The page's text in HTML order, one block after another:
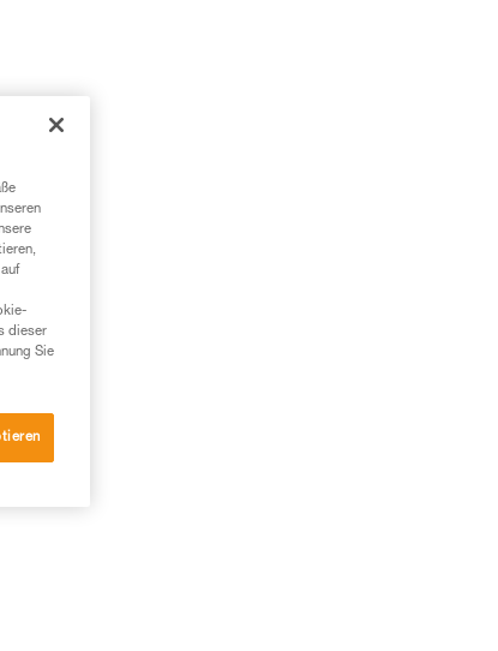
dieser
Sie